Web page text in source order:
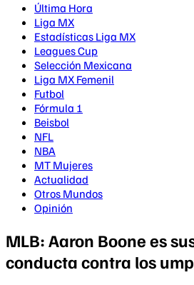
Última Hora
Liga MX
Estadísticas Liga MX
Leagues Cup
Selección Mexicana
Liga MX Femenil
Futbol
Fórmula 1
Beisbol
NFL
NBA
MT Mujeres
Actualidad
Otros Mundos
Opinión
MLB: Aaron Boone es
conducta contra los